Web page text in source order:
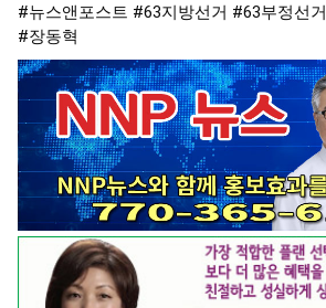
#뉴스앤포스트 #63지방선거 #63부정선거
#장동혁